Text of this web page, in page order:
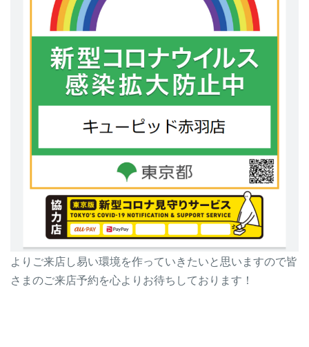
よりご来店し易い環境を作っていきたいと思いますので皆
さまのご来店予約を心よりお待ちしております！